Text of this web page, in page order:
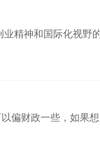
精神和国际化视野
偏财政一些，如果想